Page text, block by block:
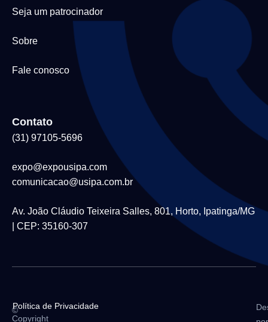
Seja um patrocinador
Sobre
Fale conosco
Contato
(31) 97105-5696
expo@expousipa.com
comunicacao@usipa.com.br
Av. João Cláudio Teixeira Salles, 801, Horto, Ipatinga/MG
| CEP: 35160-307
©
Copyright
Política de Privacidade